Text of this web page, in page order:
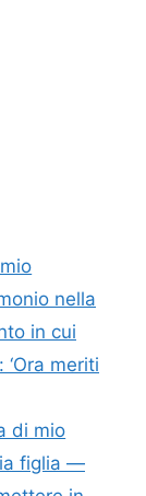
nella
in cui
meriti
di mio
figlia —